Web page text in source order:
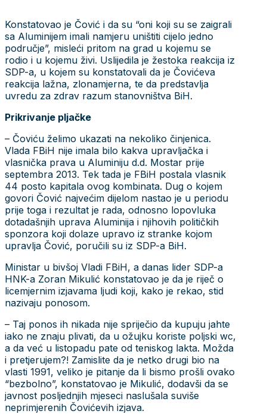
Konstatovao je Čović i da su “oni koji su se zaigrali
sa Aluminijem imali namjeru uništiti cijelo jedno
područje”, misleći pritom na grad u kojemu se
rodio i u kojemu živi. Uslijedila je žestoka reakcija iz
SDP-a, u kojem su konstatovali da je Čovićeva
reakcija lažna, zlonamjerna, te da predstavlja
uvredu za zdrav razum stanovništva BiH.
Prikrivanje pljačke
– Čoviću želimo ukazati na nekoliko činjenica.
Vlada FBiH nije imala bilo kakva upravljačka i
vlasnička prava u Aluminiju d.d. Mostar prije
septembra 2013. Tek tada je FBiH postala vlasnik
44 posto kapitala ovog kombinata. Dug o kojem
govori Čović najvećim dijelom nastao je u periodu
prije toga i rezultat je rada, odnosno lopovluka
dotadašnjih uprava Aluminija i njihovih političkih
sponzora koji dolaze upravo iz stranke kojom
upravlja Čović, poručili su iz SDP-a BiH.
Ministar u bivšoj Vladi FBiH, a danas lider SDP-a
HNK-a Zoran Mikulić konstatovao je da je riječ o
licemjernim izjavama ljudi koji, kako je rekao, stid
nazivaju ponosom.
– Taj ponos ih nikada nije spriječio da kupuju jahte
iako ne znaju plivati, da u ožujku koriste poljski wc,
a da već u listopadu pate od teniskog lakta. Možda
i pretjerujem?! Zamislite da je netko drugi bio na
vlasti 1991, veliko je pitanje da li bismo prošli ovako
“bezbolno”, konstatovao je Mikulić, dodavši da se
javnost posljednjih mjeseci naslušala suviše
neprimjerenih Čovićevih izjava.